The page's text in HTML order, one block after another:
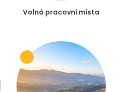
Volná pracovní místa